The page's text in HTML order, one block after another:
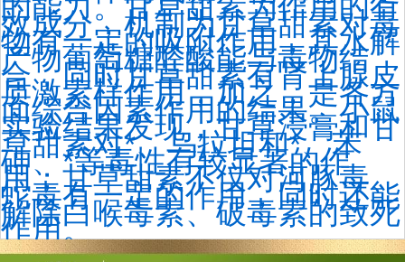
效成分，机制为甘草甜素对毒
物有一定的吸附作用，其水解
产物葡萄糖醛酸能与毒物结
合，同时甘草甜素有肾上腺皮
质激素样作用，加之，是各方
面综合因素作用的结果。小鼠
实验结果发现，甘草浸膏和甘
草甜素对*、乌拉坦和*、苯
砷、*等毒性有较显著的作
用；甘草甜素不仅对河豚毒、
蛇毒有一定的作用，同时还能
解除白喉毒素、破毒素的致死
作用。